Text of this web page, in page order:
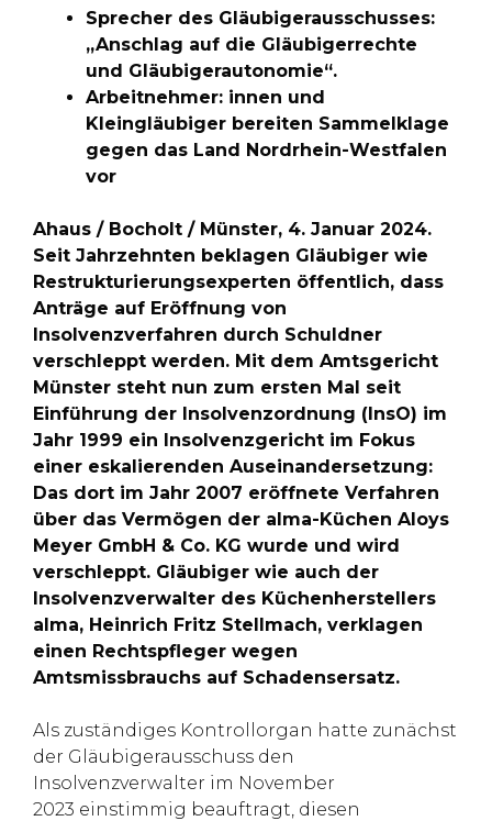
Sprecher des Gläubigerausschusses:
„Anschlag auf die Gläubigerrechte
und Gläubigerautonomie“.
Arbeitnehmer: innen und
Kleingläubiger bereiten Sammelklage
gegen das Land Nordrhein-Westfalen
vor
Ahaus / Bocholt / Münster, 4. Januar 2024.
Seit Jahrzehnten beklagen Gläubiger wie
Restrukturierungsexperten öffentlich, dass
Anträge auf Eröffnung von
Insolvenzverfahren durch Schuldner
verschleppt werden. Mit dem Amtsgericht
Münster steht nun zum ersten Mal seit
Einführung der Insolvenzordnung (InsO) im
Jahr 1999 ein Insolvenzgericht im Fokus
einer eskalierenden Auseinandersetzung:
Das dort im Jahr 2007 eröffnete Verfahren
über das Vermögen der alma-Küchen Aloys
Meyer GmbH & Co. KG wurde und wird
verschleppt. Gläubiger wie auch der
Insolvenzverwalter des Küchenherstellers
alma, Heinrich Fritz Stellmach, verklagen
einen Rechtspfleger wegen
Amtsmissbrauchs auf Schadensersatz.
Als zuständiges Kontrollorgan hatte zunächst
der Gläubigerausschuss den
Insolvenzverwalter im November
2023 einstimmig beauftragt, diesen